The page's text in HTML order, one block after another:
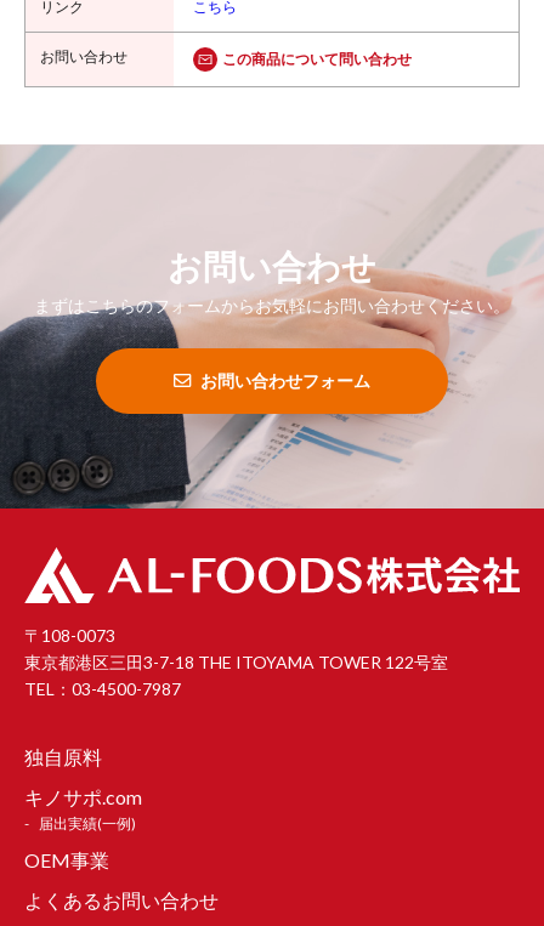
こちら
この商品について問い合わせ
お問い合わせ
まずはこちらのフォームからお気軽にお問い合わせください。
お問い合わせフォーム
〒108-0073
東京都港区三田3-7-18 THE ITOYAMA TOWER 122号室
TEL：03-4500-7987
独自原料
キノサポ.com
届出実績(一例)
OEM事業
よくあるお問い合わせ